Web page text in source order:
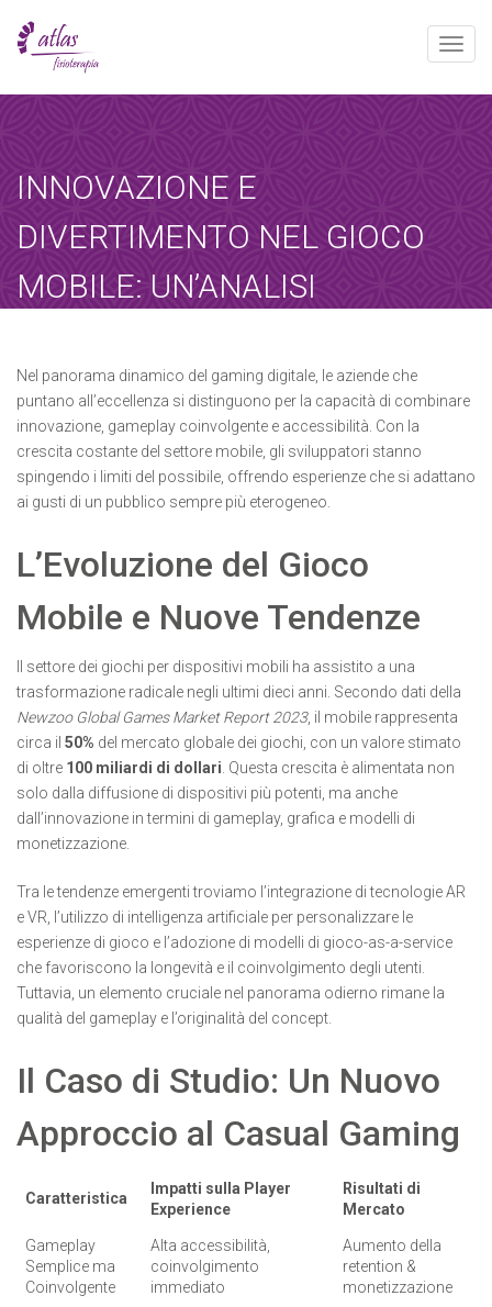
Toggle
INNOVAZIONE E
DIVERTIMENTO NEL GIOCO
MOBILE: UN’ANALISI
Atlas septiembre 19, 2025
Sin categoría
Home-Sin categoría-Innovazione e Divertimento…
Nel panorama dinamico del gaming digitale, le aziende che
puntano all’eccellenza si distinguono per la capacità di combinare
innovazione, gameplay coinvolgente e accessibilità. Con la
crescita costante del settore mobile, gli sviluppatori stanno
spingendo i limiti del possibile, offrendo esperienze che si adattano
ai gusti di un pubblico sempre più eterogeneo.
L’Evoluzione del Gioco
Mobile e Nuove Tendenze
Il settore dei giochi per dispositivi mobili ha assistito a una
trasformazione radicale negli ultimi dieci anni. Secondo dati della
Newzoo Global Games Market Report 2023, il mobile rappresenta
circa il 50% del mercato globale dei giochi, con un valore stimato
di oltre 100 miliardi di dollari . Questa crescita è alimentata non
solo dalla diffusione di dispositivi più potenti, ma anche
dall’innovazione in termini di gameplay, grafica e modelli di
monetizzazione.
Tra le tendenze emergenti troviamo l’integrazione di tecnologie AR
e VR, l’utilizzo di intelligenza artificiale per personalizzare le
esperienze di gioco e l’adozione di modelli di gioco-as-a-service
che favoriscono la longevità e il coinvolgimento degli utenti.
Tuttavia, un elemento cruciale nel panorama odierno rimane la
qualità del gameplay e l’originalità del concept.
Il Caso di Studio: Un Nuovo
Approccio al Casual Gaming
Caratteristica
Impatti sulla Player
Experience
Risultati di
Mercato
Gameplay
Semplice ma
Coinvolgente
Alta accessibilità,
coinvolgimento
immediato
Aumento della
retention &
monetizzazione